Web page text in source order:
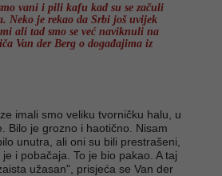
vani i pili kafu kad su se začuli
Neko je rekao da Srbi još uvijek
ali tad smo se već naviknuli na
Van der Berg o događajima iz
imali smo veliku tvorničku halu, u
Bilo je grozno i haotično. Nisam
unutra, ali oni su bili prestrašeni,
i pobačaja. To je bio pakao. A taj
užasan", prisjeća se Van der